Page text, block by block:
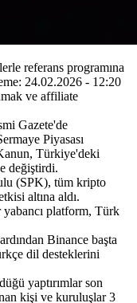
referans programına
24.02.2026 - 12:20
ve affiliate
Gazete'de
Piyasası
Türkiye'deki
değiştirdi.
(SPK), tüm kripto
altına aldı.
platform, Türk
Binance başta
dil desteklerini
yaptırımlar son
kişi ve kuruluşlar 3